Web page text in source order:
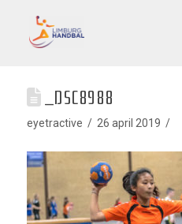
_DSC8988
eyetractive 26 april 2019